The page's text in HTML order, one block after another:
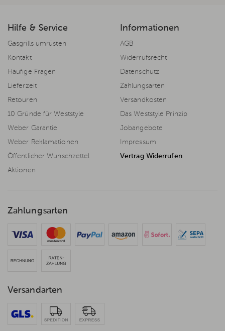
Hilfe & Service
Gasgrills umrüsten
Kontakt
Häufige Fragen
Lieferzeit
Retouren
10 Gründe für Weststyle
Weber Garantie
Weber Reklamationen
Öffentlicher Wunschzettel
Aktionen
Informationen
AGB
Widerrufsrecht
Datenschutz
Zahlungsarten
Versandkosten
Das Weststyle Prinzip
Jobangebote
Impressum
Vertrag Widerrufen
Zahlungsarten
Versandarten